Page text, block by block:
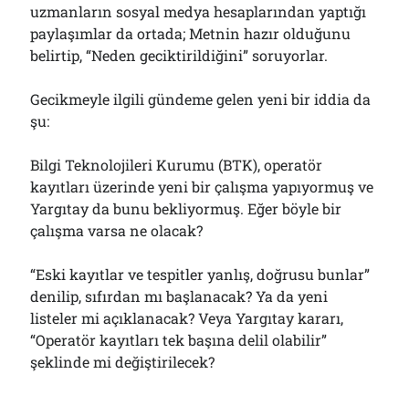
uzmanların sosyal medya hesaplarından yaptığı
paylaşımlar da ortada; Metnin hazır olduğunu
belirtip, “Neden geciktirildiğini” soruyorlar.
Gecikmeyle ilgili gündeme gelen yeni bir iddia da
şu:
Bilgi Teknolojileri Kurumu (BTK), operatör
kayıtları üzerinde yeni bir çalışma yapıyormuş ve
Yargıtay da bunu bekliyormuş. Eğer böyle bir
çalışma varsa ne olacak?
“Eski kayıtlar ve tespitler yanlış, doğrusu bunlar”
denilip, sıfırdan mı başlanacak? Ya da yeni
listeler mi açıklanacak? Veya Yargıtay kararı,
“Operatör kayıtları tek başına delil olabilir”
şeklinde mi değiştirilecek?